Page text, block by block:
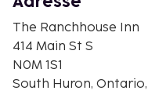
River Valley Winter
Den nærmeste store
London Intl.) - 55,4 km
Gratis selvstændig
The Ranchhouse Inn
414 Main St S
N0M 1S1
South Huron,